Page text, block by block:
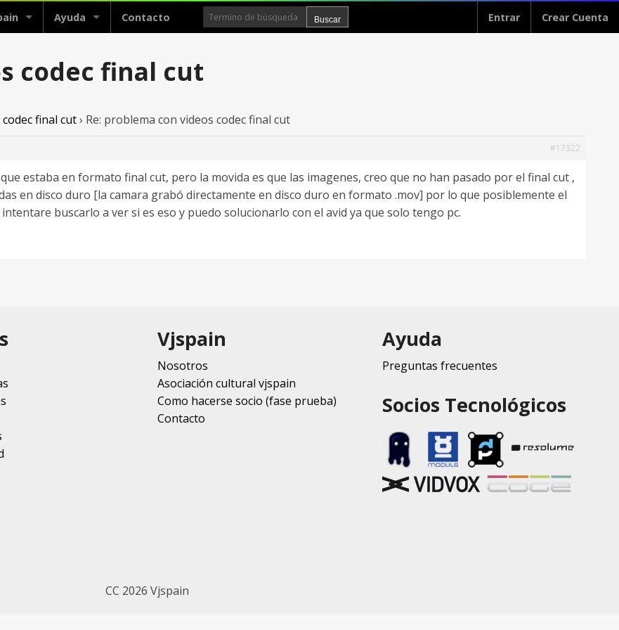
Ayuda Contacto Entrar Crear Cuenta
codec final cut
final cut› Re: problema con videos codec final cut
#17322
estaba en formato final cut, pero la movida es que las imagenes, creo que no han pasado por el final cut ,
en disco duro [la camara grabó directamente en disco duro en formato .mov] por lo que posiblemente el
buscarlo a ver si es eso y puedo solucionarlo con el avid ya que solo tengo pc.
Vjspain
Nosotros
Asociación cultural vjspain
Como hacerse socio (fase prueba)
Contacto
Ayuda
Preguntas frecuentes
Socios Tecnológicos
CC 2026 Vjspain